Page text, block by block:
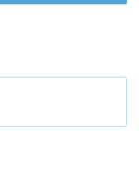
при цифровом